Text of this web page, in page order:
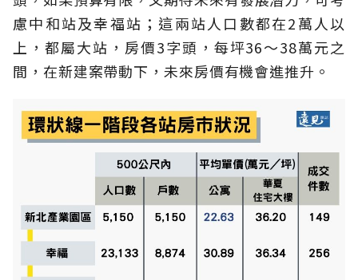
慮中和站及幸福站；這兩站人口數都在2萬人以
上，都屬大站，房價3字頭，每坪36～38萬元之
間，在新建案帶動下，未來房價有機會進推升。